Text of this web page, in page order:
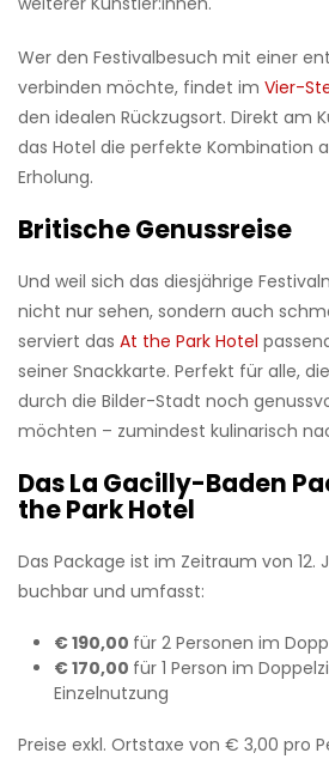
Wer den Festivalbesuch mit einer
verbinden möchte, findet im Vier-
den idealen Rückzugsort. Direkt am
das Hotel die perfekte Kombination
Erholung.
Britische Genussreise
Und weil sich das diesjährige
nicht nur sehen, sondern auch
serviert das At the Park Hotel
seiner Snackkarte. Perfekt für alle,
durch die Bilder-Stadt noch
möchten – zumindest kulinarisch
Das La Gacilly-Baden
the Park Hotel
Das Package ist im Zeitraum von 12.
buchbar und umfasst:
€ 190,00 für 2 Personen im
€ 170,00 für 1 Person im
Einzelnutzung
Preise exkl. Ortstaxe von € 3,00 pro